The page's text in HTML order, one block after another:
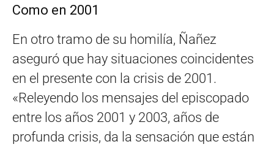
Como en 2001
En otro tramo de su homilía, Ñañez
aseguró que hay situaciones coincidentes
en el presente con la crisis de 2001.
«Releyendo los mensajes del episcopado
entre los años 2001 y 2003, años de
profunda crisis, da la sensación que están